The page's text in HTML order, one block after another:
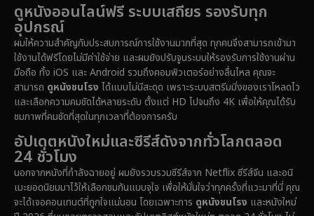
ดูหนังออนไลน์ฟรี ระบบเสถียร รองรับทุก
อุปกรณ์
ผมให้ความสำคัญกับประสบการณ์การใช้งานมากที่สุด ทุกคนจึงสามารถเข้ามา
ใช้งานได้ฟรีโดยไม่มีค่าใช้จ่าย และผมยังปรับจูนระบบให้รองรับการใช้งานผ่าน
มือถือ ทั้ง iOS และ Android รวมถึงคอมพิวเตอร์อย่างลื่นไหล คุณจะ
สามารถ ดูหนังชนโรง ได้แบบไม่มีสะดุด เพราะระบบสตรีมมิ่งของเราโหลดไว
และเลือกความคมชัดได้หลายระดับ ตั้งแต่ HD ไปจนถึง 4K เพื่อให้คุณได้รับ
ชมภาพที่คมชัดที่สุดในทุกเวลาที่ต้องการครับ
อัปเดตหนังใหม่และซีรีส์ดังจากทั่วโลกตลอด
24 ชั่วโมง
นอกจากหนังที่กำลังฉายอยู่ ผมยังรวบรวมซีรีส์จาก Netflix ซีรีส์จีน และอนิ
เมะยอดนิยมมาไว้ให้เลือกชมกันแบบจุใจ เพื่อให้มั่นใจว่าทุกครั้งที่แวะมาที่นี่ คุณ
จะได้เจอคอนเทนต์ที่ถูกใจแน่นอน โดยเฉพาะการ ดูหนังชนโรง และหนังใหม่